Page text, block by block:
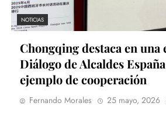
NOTICIAS
Chongqing destaca en una
Diálogo de Alcaldes
ejemplo de cooperación
Fernando Morales 25 mayo, 2026